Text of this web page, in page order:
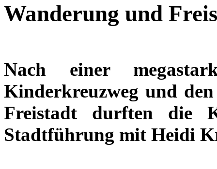
Wanderung und
Nach einer
Kinderkreuzweg und
Freistadt durften die
Stadtführung mit Heidi